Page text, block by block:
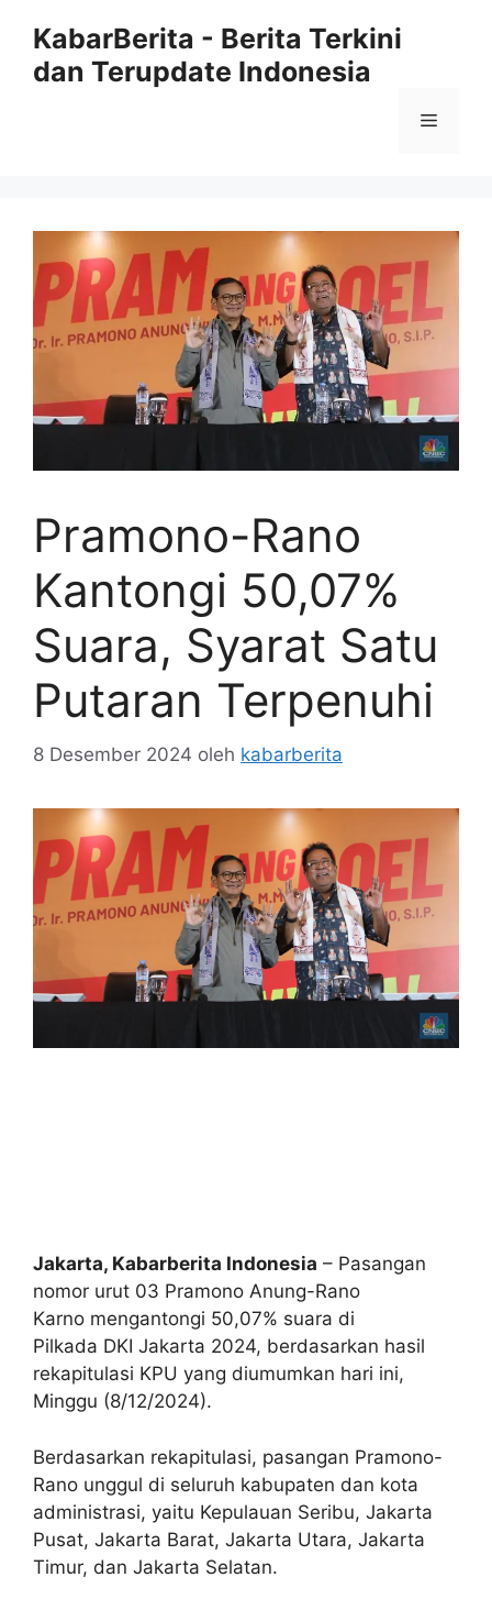
KabarBerita - Berita Terkini
dan Terupdate Indonesia
Menu
Pramono-Rano
Kantongi 50,07%
Suara, Syarat Satu
Putaran Terpenuhi
8 Desember 2024 oleh kabarberita
Jakarta, Kabarberita Indonesia – Pasangan
nomor urut 03 Pramono Anung-Rano
Karno mengantongi 50,07% suara di
Pilkada DKI Jakarta 2024, berdasarkan hasil
rekapitulasi KPU yang diumumkan hari ini,
Minggu (8/12/2024).
Berdasarkan rekapitulasi, pasangan Pramono-
Rano unggul di seluruh kabupaten dan kota
administrasi, yaitu Kepulauan Seribu, Jakarta
Pusat, Jakarta Barat, Jakarta Utara, Jakarta
Timur, dan Jakarta Selatan.